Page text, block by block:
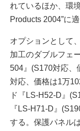
れているほか、環
Products 2004”に
オプションとして
加工のダブルフェ
504』(S170対応、
対応、価格は1万
ド『LS-H52-D』
『LS-H71-D』
する。保護パネル